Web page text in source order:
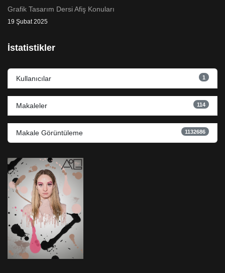
Grafik Tasarım Dersi Afiş Konuları
19 Şubat 2025
İstatistikler
Kullanıcılar 1
Makaleler 114
Makale Görüntüleme 1132686